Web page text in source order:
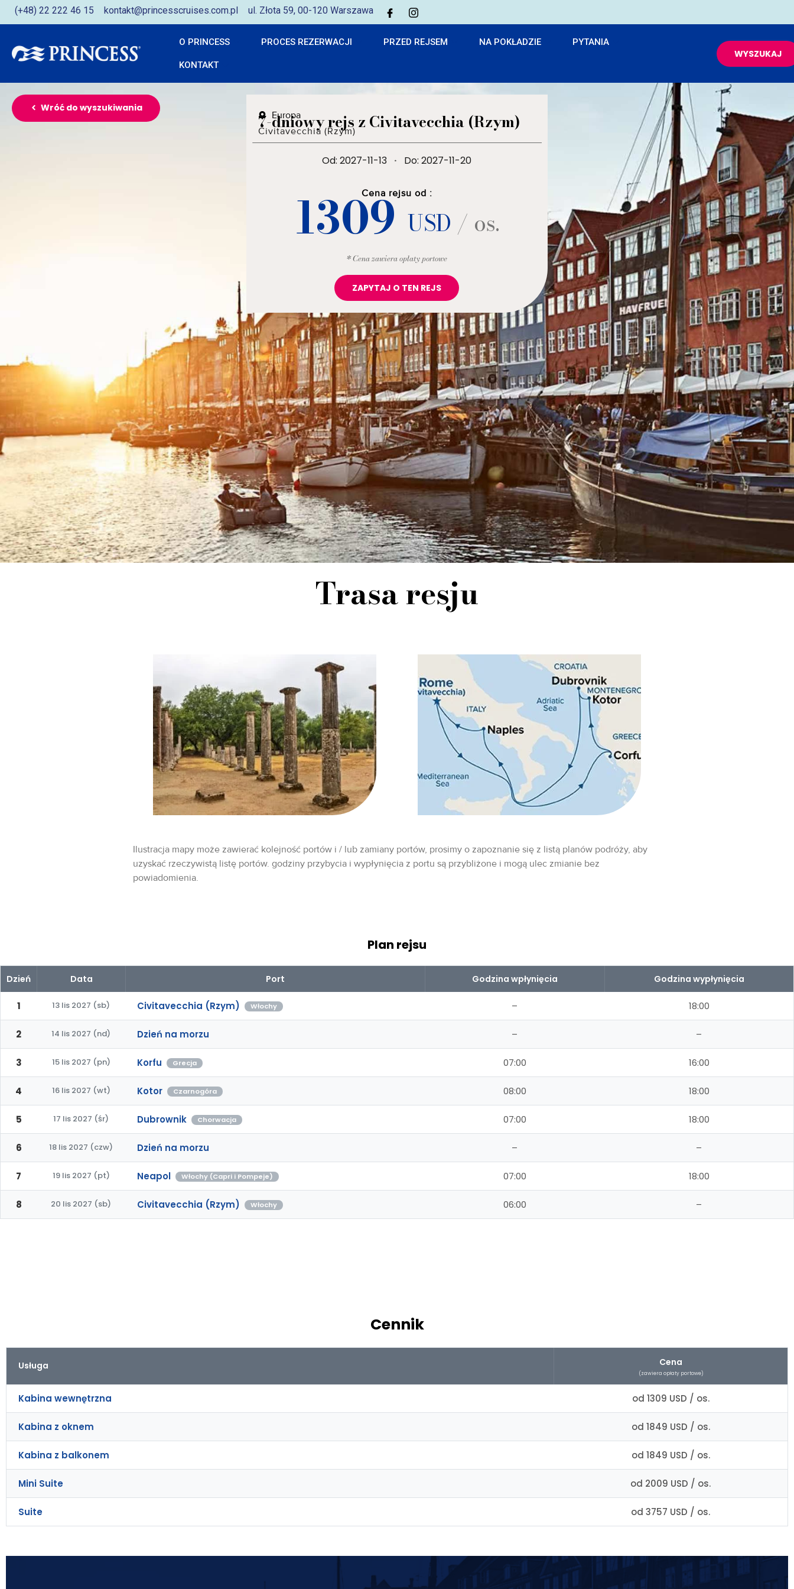
(+48) 22 222 46 15 kontakt@princesscruises.com.pl ul. Złota 59, 00-120 Warszawa
O PRINCESS PROCES REZERWACJI PRZED REJSEM NA POKŁADZIE PYTANIA
KONTAKT
WYSZUKAJ
Wróć do wyszukiwania
Europa
7-dniowy rejs z Civitavecchia (Rzym)
Civitavecchia (Rzym)
Od: 2027-11-13 · Do: 2027-11-20
Cena rejsu od :
1309USD / os.
* Cena zawiera opłaty portowe
ZAPYTAJ O TEN REJS
Trasa resju
Ilustracja mapy może zawierać kolejność portów i / lub zamiany portów, prosimy o zapoznanie się z listą planów podróży, aby
uzyskać rzeczywistą listę portów. godziny przybycia i wypłynięcia z portu są przybliżone i mogą ulec zmianie bez
powiadomienia.
Plan rejsu
Dzień Data Port Godzina wpłynięcia Godzina wypłynięcia
1 13 lis 2027 (sb) Civitavecchia (Rzym) Włochy – 18:00
2 14 lis 2027 (nd) Dzień na morzu – –
3 15 lis 2027 (pn) Korfu Grecja 07:00 16:00
4 16 lis 2027 (wt) Kotor Czarnogóra 08:00 18:00
5 17 lis 2027 (śr) Dubrownik Chorwacja 07:00 18:00
6 18 lis 2027 (czw) Dzień na morzu – –
7 19 lis 2027 (pt) Neapol Włochy (Capri i Pompeje) 07:00 18:00
8 20 lis 2027 (sb) Civitavecchia (Rzym) Włochy 06:00 –
Cennik
Usługa Cena
(zawiera opłaty portowe)
Kabina wewnętrzna od 1309 USD / os.
Kabina z oknem od 1849 USD / os.
Kabina z balkonem od 1849 USD / os.
Mini Suite od 2009 USD / os.
Suite od 3757 USD / os.